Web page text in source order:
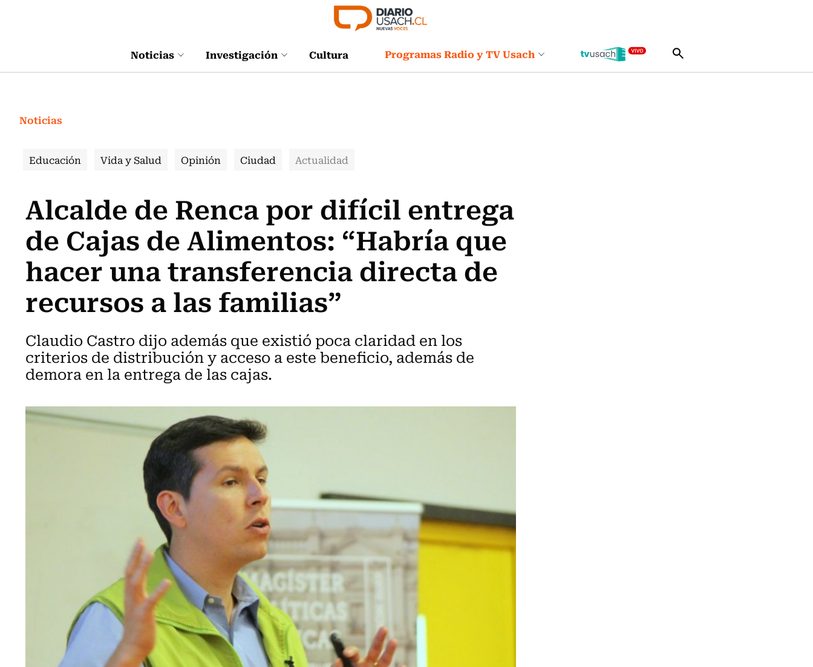
Noticias Investigación Cultura Programas Radio y TV Usach
Noticias
Educación Vida y Salud Opinión Ciudad Actualidad
Alcalde de Renca por difícil entrega
de Cajas de Alimentos: “Habría que
hacer una transferencia directa de
recursos a las familias”
Claudio Castro dijo además que existió poca claridad en los
criterios de distribución y acceso a este beneficio, además de
demora en la entrega de las cajas.